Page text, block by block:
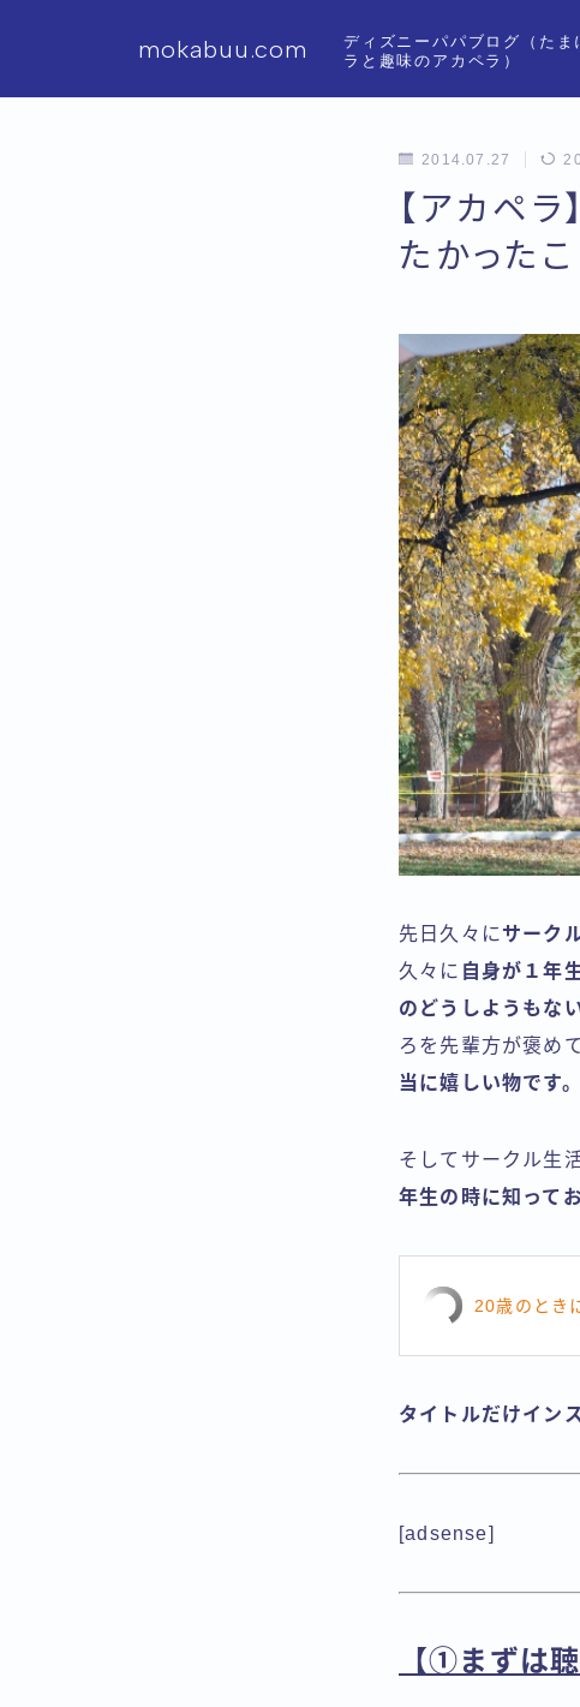
mokabuu.com
ディズニーパパブログ（たま
ラと趣味のアカペラ）
2014.07.27
【アカペ
たかったこ
先日久々にサーク
久々に 自身が１年
のどうしようもな
ろを先輩方が褒め
当に嬉しい物です。
そしてサークル生
年生の時に知って
20歳のとき
タイトルだけイン
[adsense]
【①まずは聴